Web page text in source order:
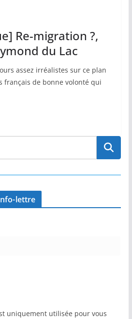
Re-migration ?,
du Lac
assez irréalistes sur ce plan
français de bonne volonté qui
lettre
uniquement utilisée pour vous